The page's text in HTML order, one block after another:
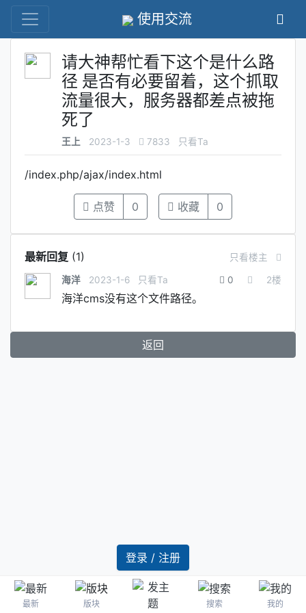
最新 版块 搜索 我的
登录 / 注册
使用交流
请大神帮忙看下这个是什么路
径 是否有必要留着，这个抓取
流量很大，服务器都差点被拖
死了
王上 2023-1-3 7833 只看Ta
/index.php/ajax/index.html
点赞 0 收藏 0
最新回复 (1) 只看楼主
海洋 2023-1-6 只看Ta 0 2楼
海洋cms没有这个文件路径。
返回